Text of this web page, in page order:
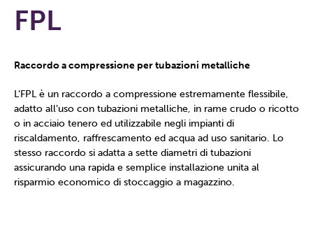
FPL
Raccordo a compressione per tubazioni metalliche
L’FPL è un raccordo a compressione estremamente flessibile,
adatto all’uso con tubazioni metalliche, in rame crudo o ricotto
o in acciaio tenero ed utilizzabile negli impianti di
riscaldamento, raffrescamento ed acqua ad uso sanitario. Lo
stesso raccordo si adatta a sette diametri di tubazioni
assicurando una rapida e semplice installazione unita al
risparmio economico di stoccaggio a magazzino.